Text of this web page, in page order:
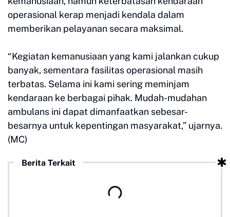
operasional kerap menjadi kendala dalam
memberikan pelayanan secara maksimal.
“Kegiatan kemanusiaan yang kami jalankan cukup
banyak, sementara fasilitas operasional masih
terbatas. Selama ini kami sering meminjam
kendaraan ke berbagai pihak. Mudah-mudahan
ambulans ini dapat dimanfaatkan sebesar-
besarnya untuk kepentingan masyarakat,” ujarnya.
(MC)
Berita Terkait